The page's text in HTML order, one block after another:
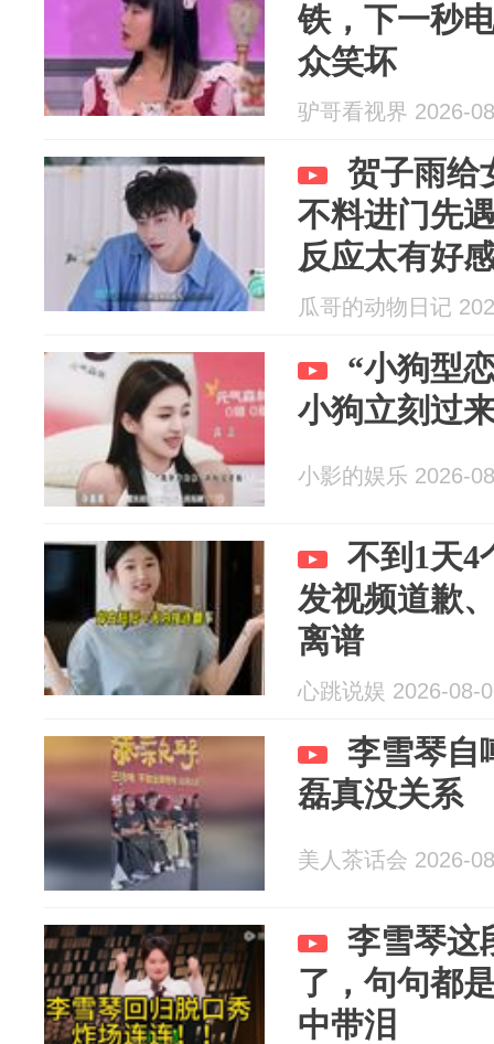
铁，下一秒
众笑坏
驴哥看视界 2026-
贺子雨给
不料进门先
反应太有好
瓜哥的动物日记
“小狗型
小狗立刻过
小影的娱乐 2026-
不到1天4
发视频道歉
离谱
心跳说娱 2026-08-
李雪琴自
磊真没关系
美人茶话会 2026-
李雪琴这
了，句句都
中带泪